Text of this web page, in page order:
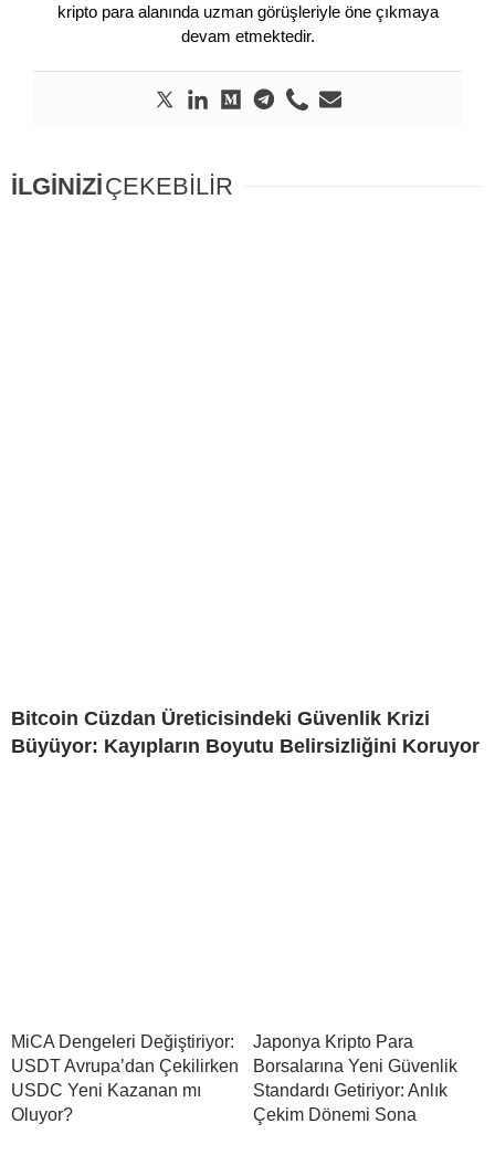
kripto para alanında uzman görüşleriyle öne çıkmaya
devam etmektedir.
İLGİNİZİÇEKEBİLİR
Bitcoin Cüzdan Üreticisindeki Güvenlik Krizi
Büyüyor: Kayıpların Boyutu Belirsizliğini Koruyor
MiCA Dengeleri Değiştiriyor:
USDT Avrupa’dan Çekilirken
USDC Yeni Kazanan mı
Oluyor?
Japonya Kripto Para
Borsalarına Yeni Güvenlik
Standardı Getiriyor: Anlık
Çekim Dönemi Sona